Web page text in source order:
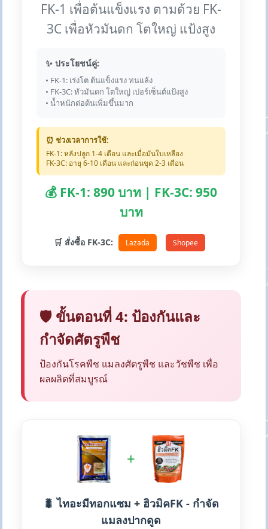
FK-1 เพื่อต้นแข็งแรง ตามด้วย FK-
3C เพื่อหัวมันดก โตใหญ่ แป้งสูง
✨ ประโยชน์คู่:
• FK-1: เร่งโต ต้นแข็งแรง ทนแล้ง
• FK-3C: หัวมันดก โตใหญ่ เปอร์เซ็นต์แป้งสูง
• น้ำหนักต่อต้นเพิ่มขึ้นมาก
⏰ ช่วงเวลาการใช้:
FK-1: หลังปลูก 1-4 เดือน และเมื่อมันใบเหลือง
FK-3C: อายุ 6-10 เดือน และก่อนขุด 2-3 เดือน
💰 FK-1: 890 บาท | FK-3C: 950
บาท
🛒 สั่งซื้อ FK-3C: Lazada Shopee
🛡️ ขั้นตอนที่ 4: ป้องกันและ
กำจัดศัตรูพืช
ป้องกันโรคพืช แมลงศัตรูพืช และวัชพืช เพื่อ
ผลผลิตที่สมบูรณ์
+
🐛 ไทอะมีทอกแซม + ฮิวมิคFK - กำจัด
แมลงปากดูด